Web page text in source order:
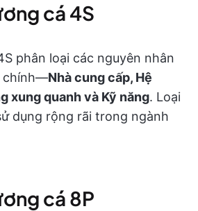
cá 4S
phân loại các nguyên nhân
chính—Nhà cung cấp, Hệ
xung quanh và Kỹ năng. Loại
dụng rộng rãi trong ngành
cá 8P